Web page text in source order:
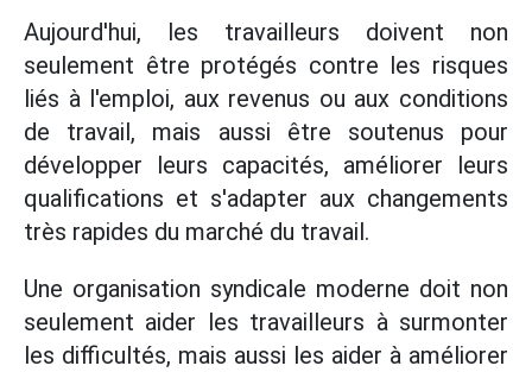
Aujourd'hui, les travailleurs doivent non
seulement être protégés contre les risques
liés à l'emploi, aux revenus ou aux conditions
de travail, mais aussi être soutenus pour
développer leurs capacités, améliorer leurs
qualifications et s'adapter aux changements
très rapides du marché du travail.
Une organisation syndicale moderne doit non
seulement aider les travailleurs à surmonter
les difficultés, mais aussi les aider à améliorer